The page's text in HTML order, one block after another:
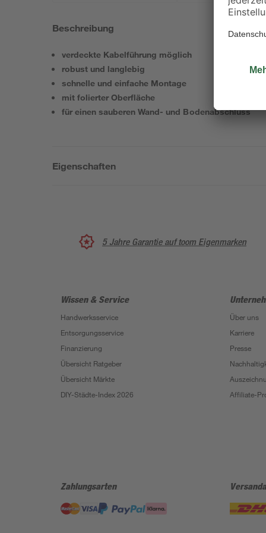
Beschreibung
verdeckte Kabelführung möglich
robust und langlebig
schnelle und einfache Montage
mit folierter Oberfläche
für einen sauberen Wand- und Bodenabschluss
Eigenschaften
5 Jahre Garantie auf toom Eigenmarken
Wissen & Service
Handwerksservice
Entsorgungsservice
Finanzierung
Übersicht Ratgeber
Übersicht Märkte
DIY-Städte-Index 2026
Über uns
Karriere
Presse
Affiliate-
Zahlungsarten